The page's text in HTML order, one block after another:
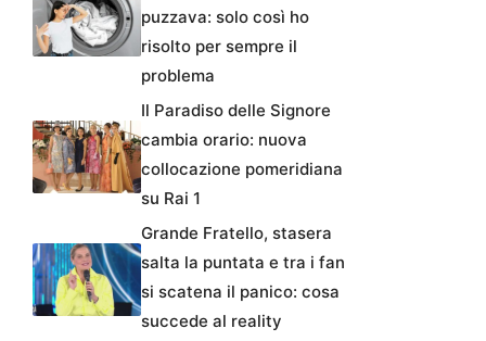
puzzava: solo così ho
risolto per sempre il
problema
Il Paradiso delle Signore
cambia orario: nuova
collocazione pomeridiana
su Rai 1
Grande Fratello, stasera
salta la puntata e tra i fan
si scatena il panico: cosa
succede al reality